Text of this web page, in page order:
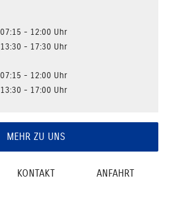
07:15 - 12:00 Uhr
13:30 - 17:30 Uhr
07:15 - 12:00 Uhr
13:30 - 17:00 Uhr
MEHR ZU UNS
KONTAKT ANFAHRT